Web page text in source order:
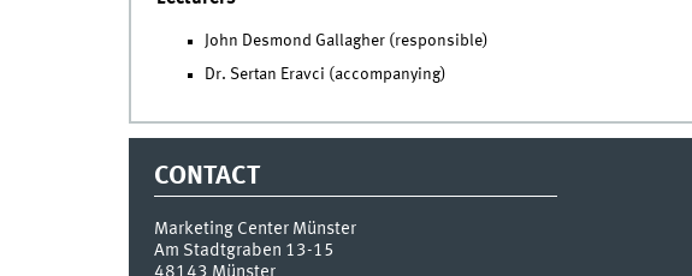
John Desmond Gallagher (responsible)
Dr. Sertan Eravci (accompanying)
CONTACT
Marketing Center Münster
Am Stadtgraben 13-15